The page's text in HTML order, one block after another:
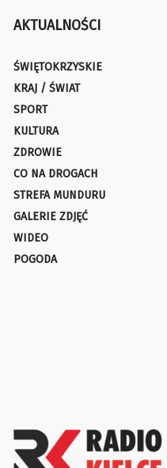
AKTUALNOŚCI
ŚWIĘTOKRZYSKIE
KRAJ / ŚWIAT
SPORT
KULTURA
ZDROWIE
CO NA DROGACH
STREFA MUNDURU
GALERIE ZDJĘĆ
WIDEO
POGODA